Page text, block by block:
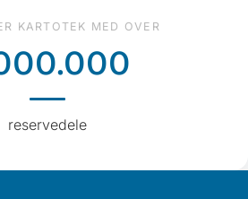
KARTOTEK MED OVER
reservedele